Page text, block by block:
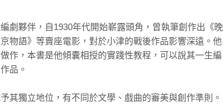
劇夥伴，自1930年代開始嶄露頭角，曾執筆創作出《晚
物語》等賣座電影，對於小津的戰後作品影響深遠。他
作，本書是他傾囊相授的實踐性教程，可以說其一生編
品。
其獨立地位，有不同於文學、戲曲的審美與創作準則。